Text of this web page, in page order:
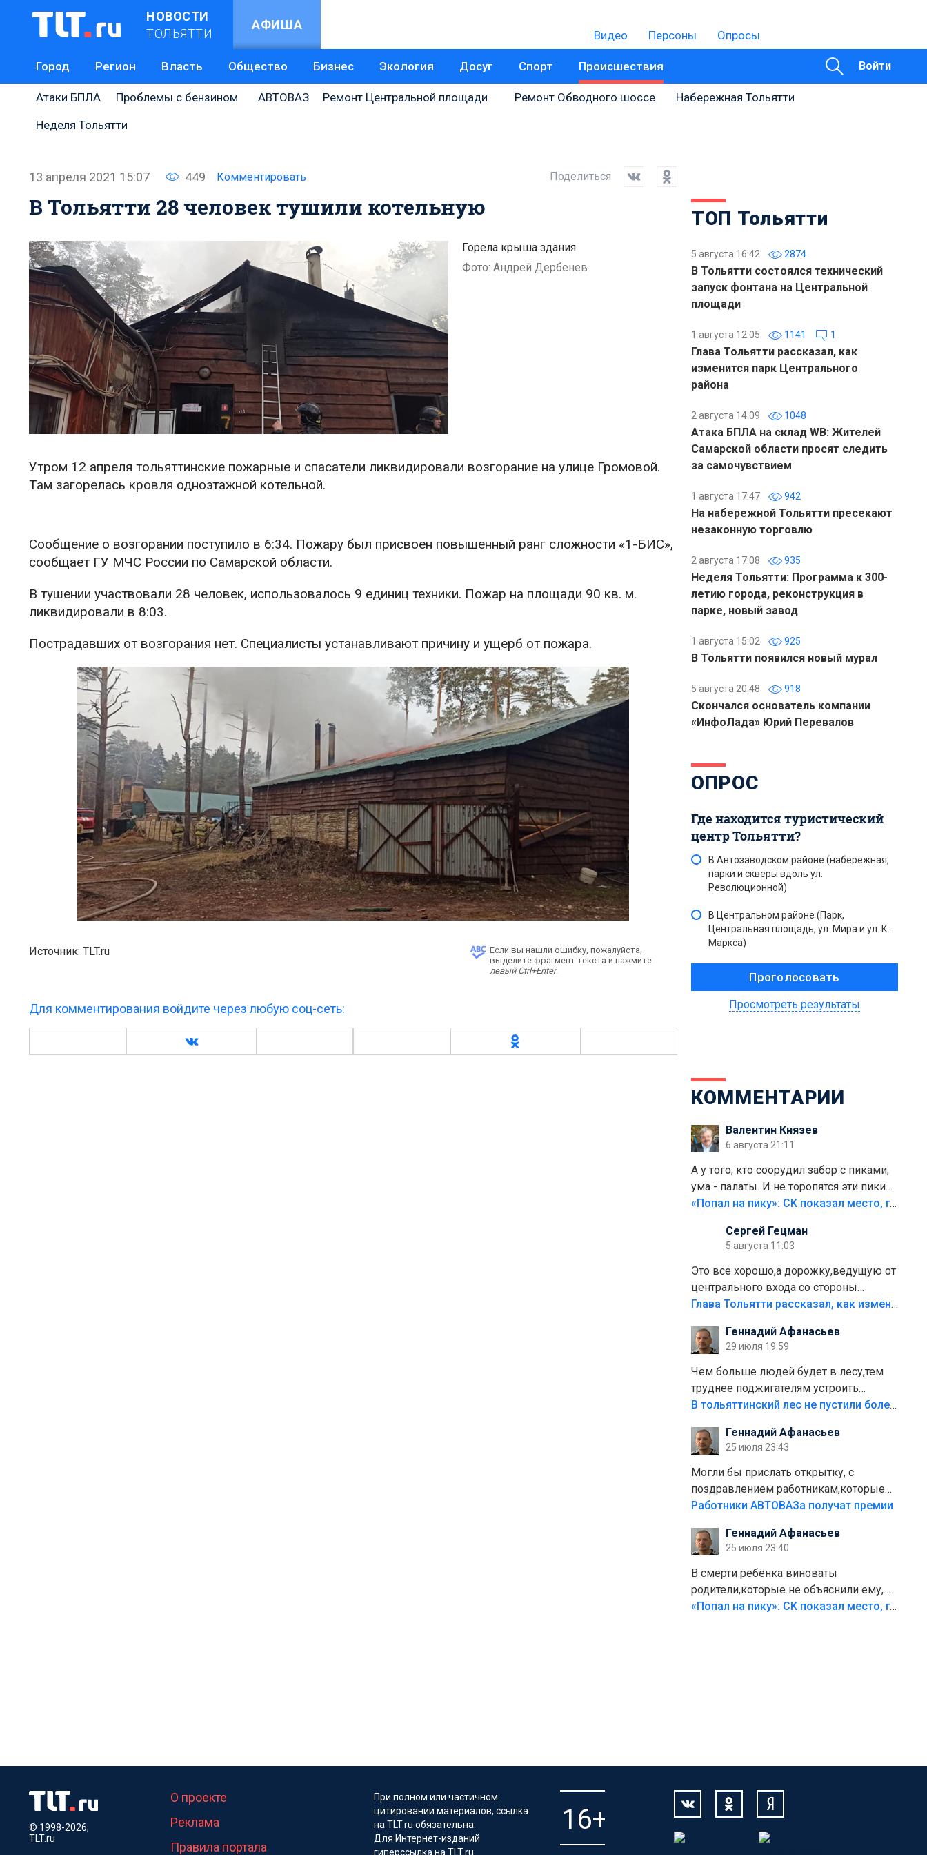
НОВОСТИ
ТОЛЬЯТТИ
АФИША
Видео Персоны Опросы
Город Регион Власть Общество Бизнес Экология Досуг Спорт Происшествия Войти
Атаки БПЛА Проблемы с бензином АВТОВАЗ Ремонт Центральной площади Ремонт Обводного шоссе
Набережная Тольятти
Неделя Тольятти
13 апреля 2021 15:07 449 Комментировать Поделиться
В Тольятти 28 человек тушили котельную
Горела крыша здания
Фото: Андрей Дербенев
Утром 12 апреля тольяттинские пожарные и спасатели ликвидировали возгорание на улице Громовой.
Там загорелась кровля одноэтажной котельной.
Сообщение о возгорании поступило в 6:34. Пожару был присвоен повышенный ранг сложности «1-БИС»,
сообщает ГУ МЧС России по Самарской области.
В тушении участвовали 28 человек, использовалось 9 единиц техники. Пожар на площади 90 кв. м.
ликвидировали в 8:03.
Пострадавших от возгорания нет. Специалисты устанавливают причину и ущерб от пожара.
Источник: TLT.ru
Если вы нашли ошибку, пожалуйста,
выделите фрагмент текста и нажмите
левый Ctrl+Enter.
Для комментирования войдите через любую соц-сеть:
ТОП Тольятти
5 августа 16:42 2874
В Тольятти состоялся технический
запуск фонтана на Центральной
площади
1 августа 12:05 1141 1
Глава Тольятти рассказал, как
изменится парк Центрального
района
2 августа 14:09 1048
Атака БПЛА на склад WB: Жителей
Самарской области просят следить
за самочувствием
1 августа 17:47 942
На набережной Тольятти пресекают
незаконную торговлю
2 августа 17:08 935
Неделя Тольятти: Программа к 300-
летию города, реконструкция в
парке, новый завод
1 августа 15:02 925
В Тольятти появился новый мурал
5 августа 20:48 918
Скончался основатель компании
«ИнфоЛада» Юрий Перевалов
ОПРОС
Где находится туристический
центр Тольятти?
В Автозаводском районе (набережная,
парки и скверы вдоль ул.
Революционной)
В Центральном районе (Парк,
Центральная площадь, ул. Мира и ул. К.
Маркса)
Просмотреть результаты
КОММЕНТАРИИ
Валентин Князев
6 августа 21:11
А у того, кто соорудил забор с пиками,
ума - палаты. И не торопятся эти пики
срезать
«Попал на пику»: СК показал место, где был смертельно травмирован ребенок в Тольятти
Сергей Гецман
5 августа 11:03
Это все хорошо,а дорожку,ведущую от
центрального входа со стороны
кафе"Мираж" к аттракционам слабо
плитки не хватило,т.к.осенью и зимой
лежала в парке и испортилась.Да
еще,видимо,часть украли.
Глава Тольятти рассказал, как изменится парк Центрального района
Геннадий Афанасьев
29 июля 19:59
Чем больше людей будет в лесу,тем
труднее поджигателям устроить
пожар.Тех кто разводит костры,тех
полно стоит,почему водители всё
равно едут в лес? Штрафы мизерные.
В тольяттинский лес не пустили более тысячи автомобилей
Геннадий Афанасьев
25 июля 23:43
Могли бы прислать открытку, с
поздравлением работникам,которые
больше сорока лет отработали на
Работники АВТОВАЗа получат премии
Геннадий Афанасьев
25 июля 23:40
В смерти ребёнка виноваты
родители,которые не объяснили ему,
что такое хорошо и что такое плохо!
«Попал на пику»: СК показал место, где был смертельно травмирован ребенок в Тольятти
© 1998-2026,
TLT.ru
О проекте
Реклама
Правила портала
При полном или частичном
цитировании материалов, ссылка
на TLT.ru обязательна.
Для Интернет-изданий
гиперссылка на TLT.ru